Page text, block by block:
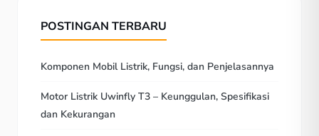
POSTINGAN TERBARU
Komponen Mobil Listrik, Fungsi, dan Penjelasannya
Motor Listrik Uwinfly T3 – Keunggulan, Spesifikasi
dan Kekurangan